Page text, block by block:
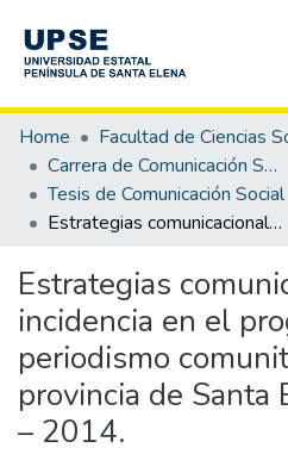
Communities & Collections
All of DSpace
Statistics
Home
Carrera de Comunicación Social
Tesis de Comunicación Social
Estrategias comunicacionales y su incidencia en el programa periodismo comunitario en la provincia de Santa Elena, año 2013 – 2014.
Estrategias
incidencia en el
periodismo
provincia de Santa
– 2014.